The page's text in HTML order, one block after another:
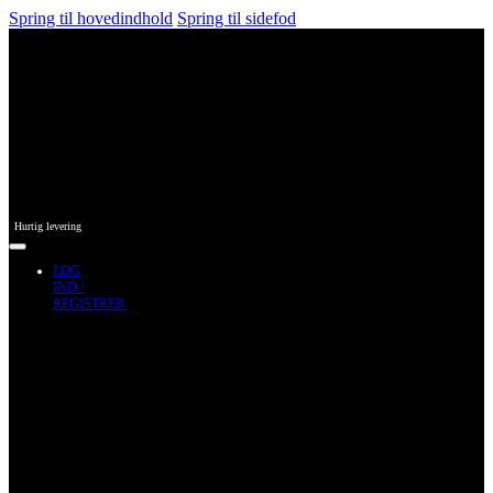
Spring til hovedindhold Spring til sidefod
Hurtig levering
LOG
IND /
REGISTRER